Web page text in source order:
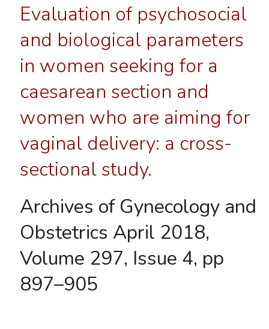
Evaluation of psychosocial
and biological parameters
in women seeking for a
caesarean section and
women who are aiming for
vaginal delivery: a cross-
sectional study.
Archives of Gynecology and
Obstetrics April 2018,
Volume 297, Issue 4, pp
897–905